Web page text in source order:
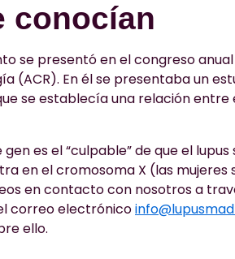
conocían
se presentó en el congreso anual
(ACR). En él se presentaba un
se establecía una relación
es el “culpable” de que el
en el cromosoma X (las mujeres
en contacto con nosotros a
correo electrónico
ello.